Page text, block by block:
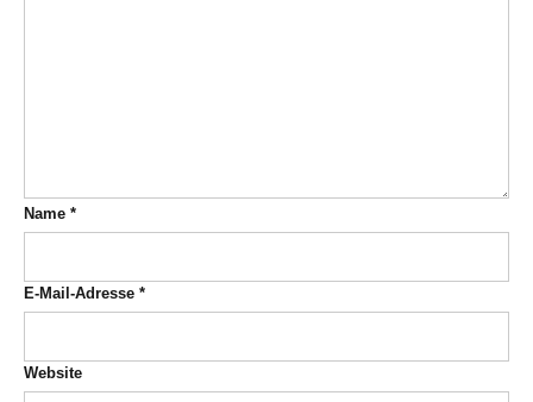
Name *
E-Mail-Adresse *
Website